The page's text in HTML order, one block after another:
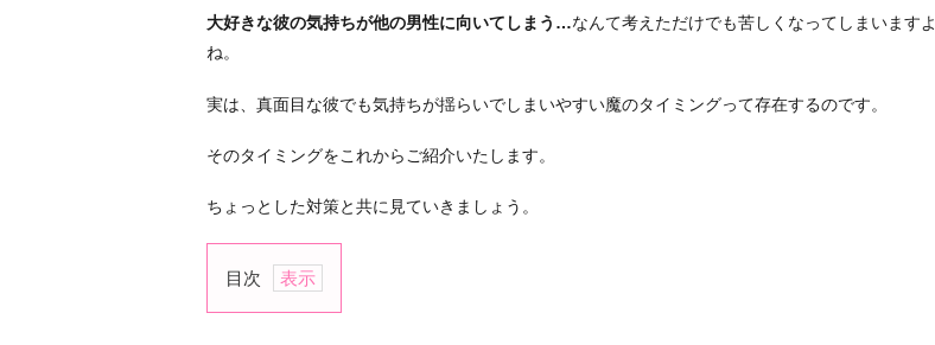
大好きな彼の気持ちが他の男性に向いてしまう…なんて考えただけでも苦しくなってしまいますよ
ね。
実は、真面目な彼でも気持ちが揺らいでしまいやすい魔のタイミングって存在するのです。
そのタイミングをこれからご紹介いたします。
ちょっとした対策と共に見ていきましょう。
目次
1.